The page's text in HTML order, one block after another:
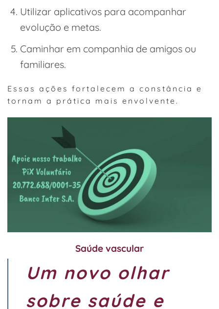
Utilizar aplicativos para acompanhar
evolução e metas.
Caminhar em companhia de amigos ou
familiares.
Essas ações fortalecem a constância e
tornam a prática mais envolvente.
Saúde vascular
Um novo olhar
sobre saúde e